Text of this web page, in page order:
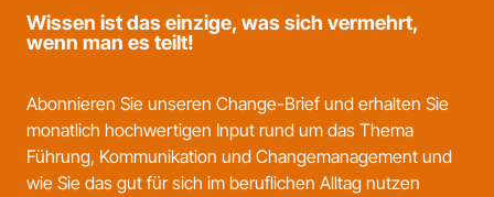
Wissen ist das einzige, was sich vermehrt,
wenn man es teilt!
Abonnieren Sie unseren Change-Brief und erhalten Sie
monatlich hochwertigen Input rund um das Thema
Führung, Kommunikation und Changemanagement und
wie Sie das gut für sich im beruflichen Alltag nutzen